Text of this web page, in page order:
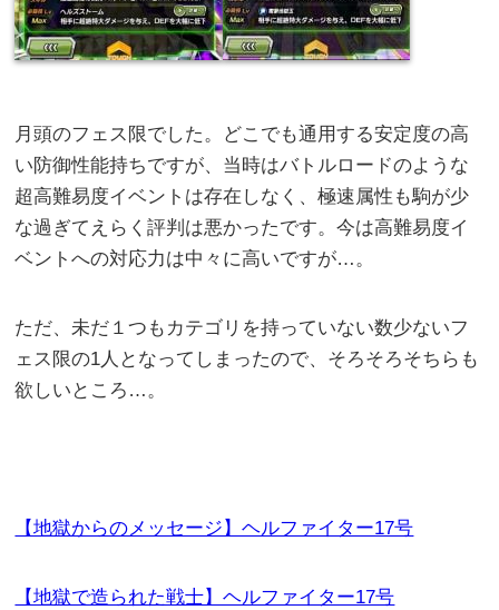
月頭のフェス限でした。どこでも通用する安定度の高
い防御性能持ちですが、当時はバトルロードのような
超高難易度イベントは存在しなく、極速属性も駒が少
な過ぎてえらく評判は悪かったです。今は高難易度イ
ベントへの対応力は中々に高いですが…。
ただ、未だ１つもカテゴリを持っていない数少ないフ
ェス限の1人となってしまったので、そろそろそちらも
欲しいところ…。
【地獄からのメッセージ】ヘルファイター17号
【地獄で造られた戦士】ヘルファイター17号